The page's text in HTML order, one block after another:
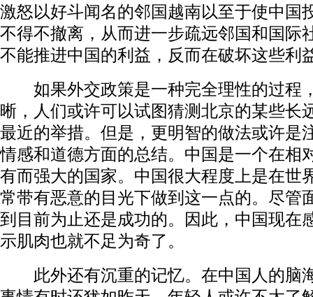
激怒以好斗闻名的邻国越南以至于使中国
不得不撤离，从而进一步疏远邻国和国际
不能推进中国的利益，反而在破坏这些利
如果外交政策是一种完全理性的过程
晰，人们或许可以试图猜测北京的某些长
最近的举措。但是，更明智的做法或许是
情感和道德方面的总结。中国是一个在相
有而强大的国家。中国很大程度上是在世
常带有恶意的目光下做到这一点的。尽管
到目前为止还是成功的。因此，中国现在
示肌肉也就不足为奇了。
此外还有沉重的记忆。在中国人的脑